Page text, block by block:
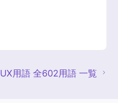
UX用語 全602用語 一覧